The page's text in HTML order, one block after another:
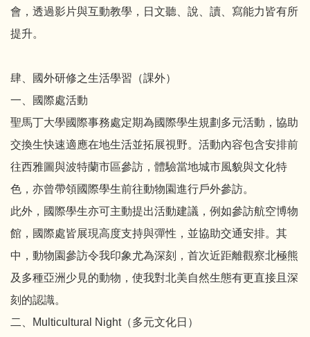
會，透過影片與互動教學，日文聽、說、讀、寫能力皆有所
提升。
肆、國外研修之生活學習（課外）
一、國際處活動
聖馬丁大學國際事務處定期為國際學生規劃多元活動，協助
交換生快速適應在地生活並拓展視野。活動內容包含安排前
往西雅圖與波特蘭市區參訪，體驗當地城市風貌與文化特
色，亦曾帶領國際學生前往動物園進行戶外參訪。
此外，國際學生亦可主動提出活動建議，例如參訪航空博物
館，國際處皆展現高度支持與彈性，並協助交通安排。其
中，動物園參訪令我印象尤為深刻，首次近距離觀察北極熊
及多種亞洲少見的動物，使我對北美自然生態有更直接且深
刻的認識。
二、Multicultural Night（多元文化日）